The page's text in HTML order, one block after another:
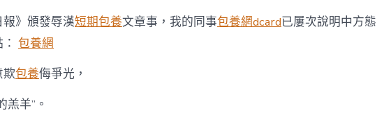
》頒發辱漢短期包養文章事，我的同事包養網dcard已屢次說明中方態
包養網
欺包養侮爭光，
羔羊”。